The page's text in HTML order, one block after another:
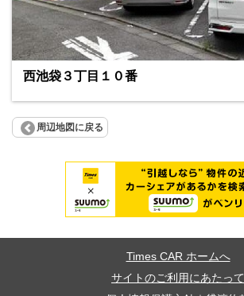
西池袋３丁目１０番
周辺地図に戻る
Times CAR ホームへ
サイトのご利用にあたって